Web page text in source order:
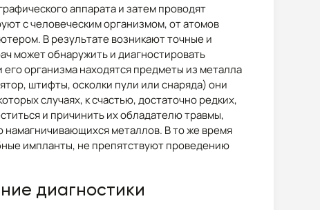
аппарата и затем проводят
с человеческим организмом, от атомов
В результате возникают точные и
может обнаружить и диагностировать
организма находятся предметы из металла
штифты, осколки пули или снаряда) они
случаях, к счастью, достаточно редких,
и причинить их обладателю травмы,
металлов. В то же время
импланты, не препятствуют проведению
диагностики